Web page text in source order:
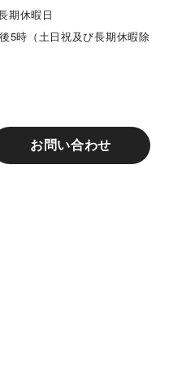
期休暇日
5時（土日祝及び長期休暇除
お問い合わせ